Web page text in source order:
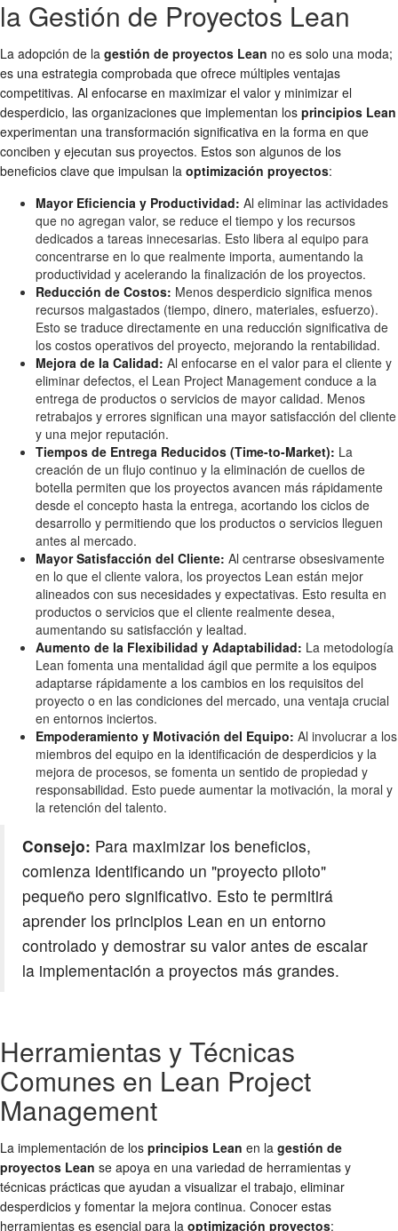
la Gestión de Proyectos Lean
La adopción de la gestión de proyectos Lean no es solo una moda;
es una estrategia comprobada que ofrece múltiples ventajas
competitivas. Al enfocarse en maximizar el valor y minimizar el
desperdicio, las organizaciones que implementan los principios Lean
experimentan una transformación significativa en la forma en que
conciben y ejecutan sus proyectos. Estos son algunos de los
beneficios clave que impulsan la optimización proyectos:
Mayor Eficiencia y Productividad: Al eliminar las actividades
que no agregan valor, se reduce el tiempo y los recursos
dedicados a tareas innecesarias. Esto libera al equipo para
concentrarse en lo que realmente importa, aumentando la
productividad y acelerando la finalización de los proyectos.
Reducción de Costos: Menos desperdicio significa menos
recursos malgastados (tiempo, dinero, materiales, esfuerzo).
Esto se traduce directamente en una reducción significativa de
los costos operativos del proyecto, mejorando la rentabilidad.
Mejora de la Calidad: Al enfocarse en el valor para el cliente y
eliminar defectos, el Lean Project Management conduce a la
entrega de productos o servicios de mayor calidad. Menos
retrabajos y errores significan una mayor satisfacción del cliente
y una mejor reputación.
Tiempos de Entrega Reducidos (Time-to-Market): La
creación de un flujo continuo y la eliminación de cuellos de
botella permiten que los proyectos avancen más rápidamente
desde el concepto hasta la entrega, acortando los ciclos de
desarrollo y permitiendo que los productos o servicios lleguen
antes al mercado.
Mayor Satisfacción del Cliente: Al centrarse obsesivamente
en lo que el cliente valora, los proyectos Lean están mejor
alineados con sus necesidades y expectativas. Esto resulta en
productos o servicios que el cliente realmente desea,
aumentando su satisfacción y lealtad.
Aumento de la Flexibilidad y Adaptabilidad: La metodología
Lean fomenta una mentalidad ágil que permite a los equipos
adaptarse rápidamente a los cambios en los requisitos del
proyecto o en las condiciones del mercado, una ventaja crucial
en entornos inciertos.
Empoderamiento y Motivación del Equipo: Al involucrar a los
miembros del equipo en la identificación de desperdicios y la
mejora de procesos, se fomenta un sentido de propiedad y
responsabilidad. Esto puede aumentar la motivación, la moral y
la retención del talento.
Consejo: Para maximizar los beneficios,
comienza identificando un "proyecto piloto"
pequeño pero significativo. Esto te permitirá
aprender los principios Lean en un entorno
controlado y demostrar su valor antes de escalar
la implementación a proyectos más grandes.
Herramientas y Técnicas
Comunes en Lean Project
Management
La implementación de los principios Lean en la gestión de
proyectos Lean se apoya en una variedad de herramientas y
técnicas prácticas que ayudan a visualizar el trabajo, eliminar
desperdicios y fomentar la mejora continua. Conocer estas
herramientas es esencial para la optimización proyectos: